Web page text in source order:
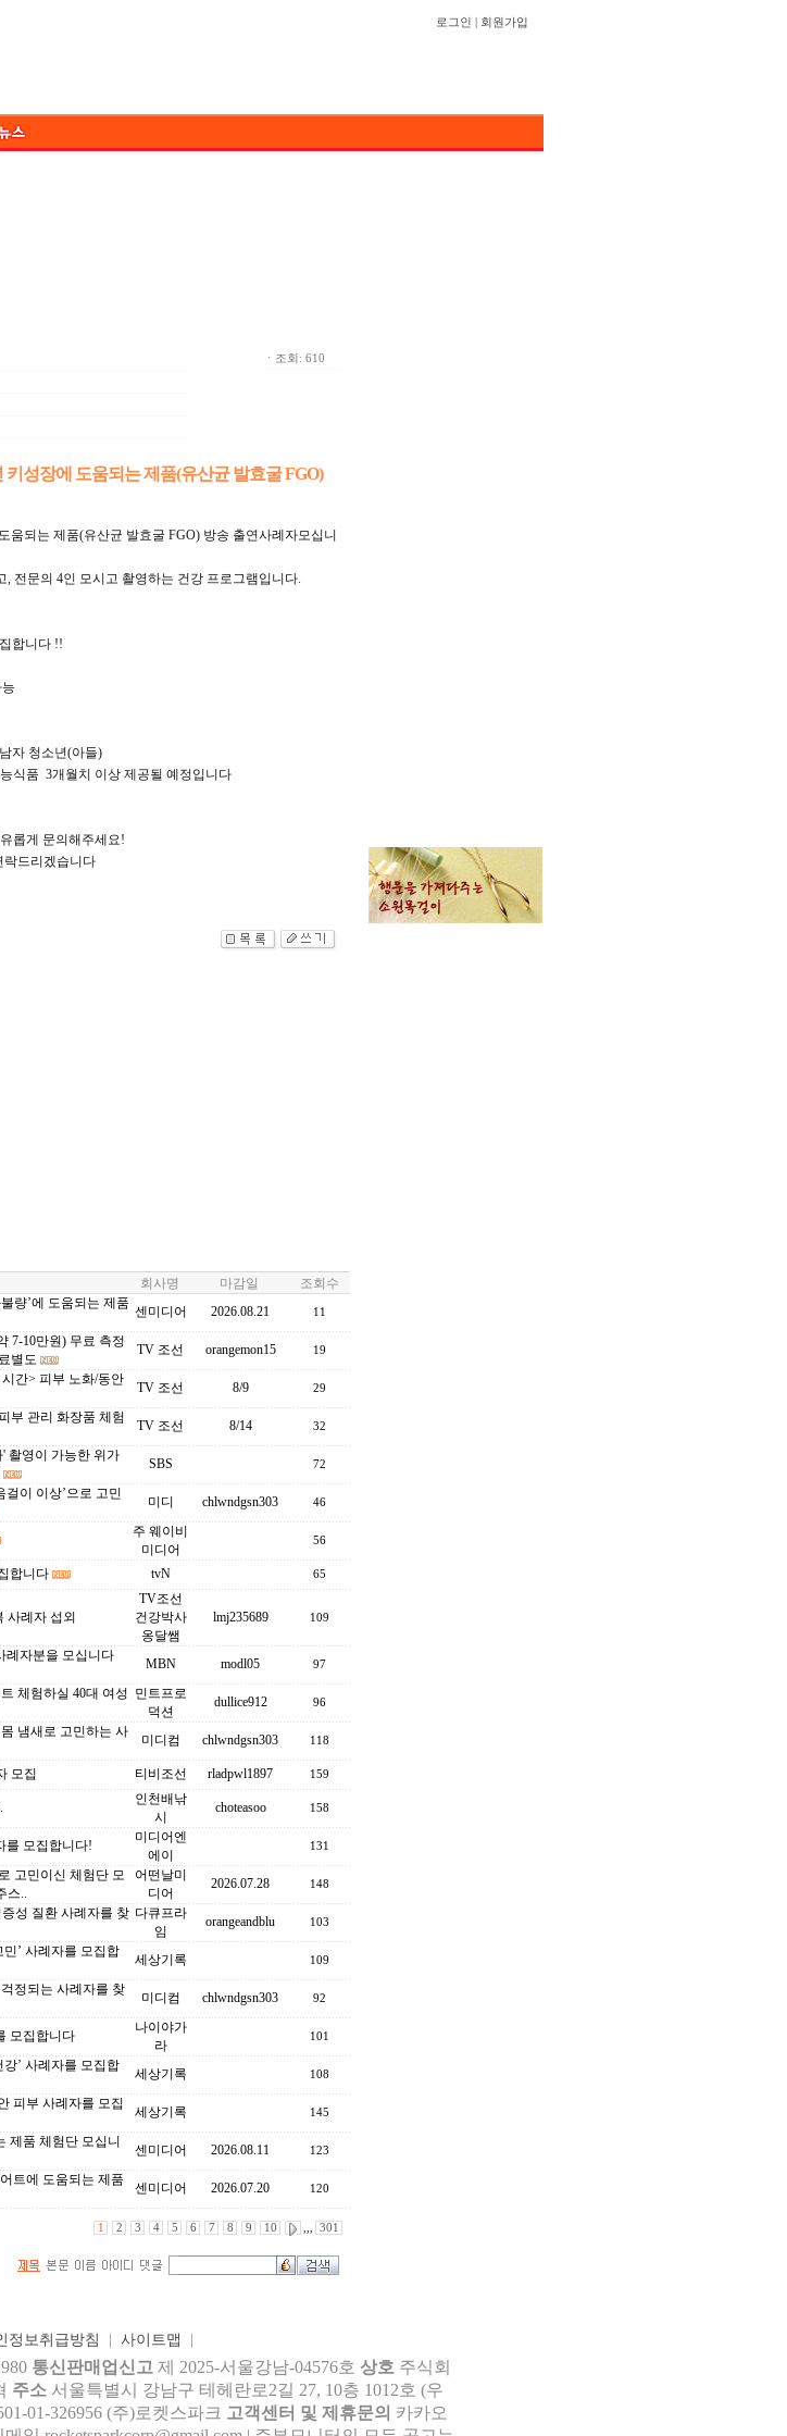
로그인 회원가입
ㆍ조회: 610
성장에 도움되는 제품(유산균 발효굴 FGO)
움되는 제품(유산균 발효굴 FGO) 방송 출연사례자모십니
전문의 4인 모시고 촬영하는 건강 프로그램입니다.
합니다 !!
자 청소년(아들)
식품 3개월치 이상 제공될 예정입니다
롭게 문의해주세요!
락드리겠습니다
회사명 마감일 조회수
량’에 도움되는 제품
센미디어 2026.08.21 11
7-10만원) 무료 측정
별도
TV 조선 orangemon15 19
간> 피부 노화/동안
TV 조선 8/9 29
부 관리 화장품 체험
TV 조선 8/14 32
촬영이 가능한 위가
SBS 72
이 이상’으로 고민
미디 chlwndgsn303 46
주 웨이비
미디어
56
합니다 tvN 65
사례자 섭외
TV조선
건강박사
옹달쌤
lmj235689 109
례자분을 모십니다
MBN modl05 97
체험하실 40대 여성 민트프로
덕션
dullice912 96
냄새로 고민하는 사
미디컴 chlwndgsn303 118
모집 티비조선 rladpwl1897 159
인천배낚
시
choteasoo 158
를 모집합니다!
미디어엔
에이
131
고민이신 체험단 모
스..
어떤날미
디어
2026.07.28 148
성 질환 사례자를 찾 다큐프라
임
orangeandblu 103
’ 사례자를 모집합
세상기록 109
정되는 사례자를 찾
미디컴 chlwndgsn303 92
모집합니다
나이야가
라
101
’ 사례자를 모집합
세상기록 108
피부 사례자를 모집
세상기록 145
제품 체험단 모십니
센미디어 2026.08.11 123
트에 도움되는 제품
센미디어 2026.07.20 120
1 2 3 4 5 6 7 8 9 10 ,,, 301
정보취급방침 사이트맵
통신판매업신고 제 2025-서울강남-04576호 상호 주식회
주소 서울특별시 강남구 테헤란로2길 27, 10층 1012호 (우
01-326956 (주)로켓스파크 고객센터 및 제휴문의 카카오